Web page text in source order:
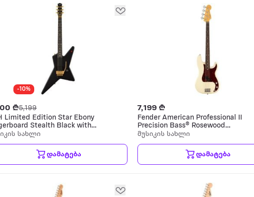
-10%
₾5,199
Limited Edition Star Ebony
Stealth Black with
Hardware ელექტრო
სახლი
დამატება
7,199 ₾
Fender American Professional II
Precision Bass® Rosewood
Fingerboard ელექტრო გიტარა
მუსიკის სახლი
დამატება